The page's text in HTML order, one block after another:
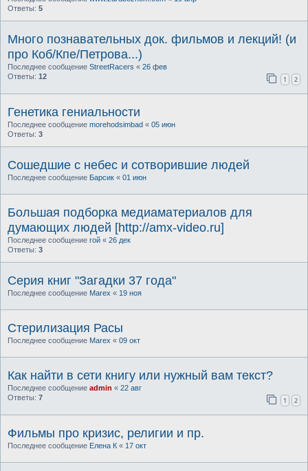
Ответы: 5
Много познавательных док. фильмов и лекций! (и
про Коб/Кпе/Петрова...)
Последнее сообщение StreetRacers « 26 фев
Ответы: 12 1 2
Генетика гениальности
Последнее сообщение morehodsimbad « 05 июн
Ответы: 3
Сошедшие с небес и сотворившие людей
Последнее сообщение Барсик « 01 июн
Большая подборка медиаматериалов для
думающих людей [http://amx-video.ru]
Последнее сообщение гой « 26 дек
Ответы: 3
Серия книг "Загадки 37 года"
Последнее сообщение Marex « 19 ноя
Стерилизация Расы
Последнее сообщение Marex « 09 окт
Как найти в сети книгу или нужный вам текст?
Последнее сообщение admin « 22 авг
Ответы: 7 1 2
Фильмы про кризис, религии и пр.
Последнее сообщение Елена К « 17 окт